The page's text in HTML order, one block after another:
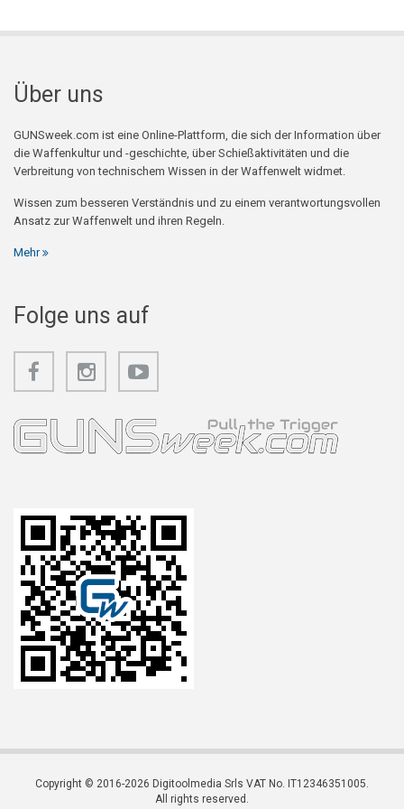
Über uns
GUNSweek.com ist eine Online-Plattform, die sich der Information über
die Waffenkultur und -geschichte, über Schießaktivitäten und die
Verbreitung von technischem Wissen in der Waffenwelt widmet.
Wissen zum besseren Verständnis und zu einem verantwortungsvollen
Ansatz zur Waffenwelt und ihren Regeln.
Mehr
Folge uns auf
Copyright © 2016-2026 Digitoolmedia Srls VAT No. IT12346351005.
All rights reserved.